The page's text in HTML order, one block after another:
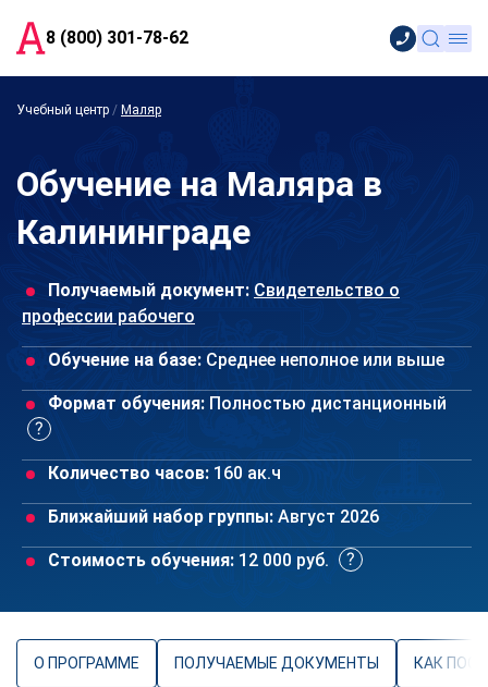
8 (800) 301-78-62
Учебный центр / Маляр
Обучение на Маляра в
Калининграде
Получаемый документ: Свидетельство о
профессии рабочего
Обучение на базе: Среднее неполное или выше
Формат обучения: Полностью дистанционный
Количество часов: 160 ак.ч
Ближайший набор группы: Август 2026
Стоимость обучения: 12 000 руб.
О ПРОГРАММЕ ПОЛУЧАЕМЫЕ ДОКУМЕНТЫ КАК